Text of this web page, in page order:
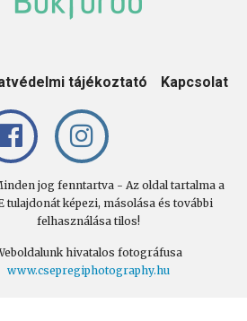
tájékoztató Kapcsolat
jog fenntartva - Az oldal tartalma a
tulajdonát képezi, másolása és további
felhasználása tilos!
hivatalos fotográfusa
www.csepregiphotography.hu